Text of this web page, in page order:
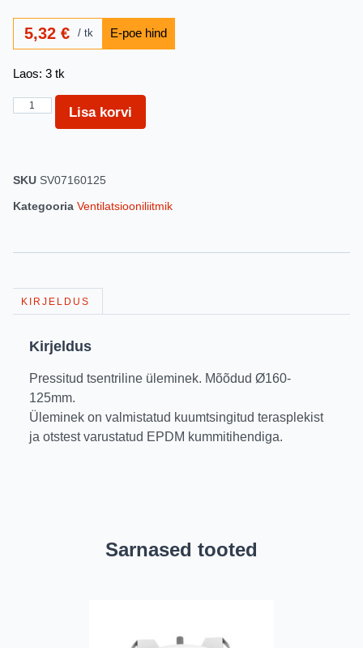
5,32€ tk
Laos: 3 tk
Lisa korvi
SKU SV07160125
Kategooria Ventilatsiooniliitmik
KIRJELDUS
Kirjeldus
Pressitud tsentriline üleminek. Mõõdud Ø160-
125mm.
Üleminek on valmistatud kuumtsingitud terasplekist
ja otstest varustatud EPDM kummitihendiga.
Sarnased tooted